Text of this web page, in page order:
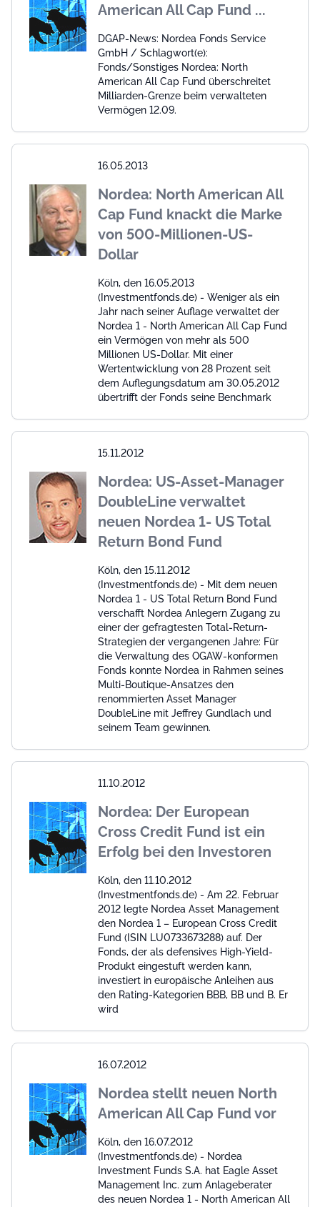
American All Cap Fund ...
DGAP-News: Nordea Fonds Service
GmbH / Schlagwort(e):
Fonds/Sonstiges Nordea: North
American All Cap Fund überschreitet
Milliarden-Grenze beim verwalteten
Vermögen 12.09.
16.05.2013
Nordea: North American All
Cap Fund knackt die Marke
von 500-Millionen-US-
Dollar
Köln, den 16.05.2013
(Investmentfonds.de) - Weniger als ein
Jahr nach seiner Auflage verwaltet der
Nordea 1 - North American All Cap Fund
ein Vermögen von mehr als 500
Millionen US-Dollar. Mit einer
Wertentwicklung von 28 Prozent seit
dem Auflegungsdatum am 30.05.2012
übertrifft der Fonds seine Benchmark
15.11.2012
Nordea: US-Asset-Manager
DoubleLine verwaltet
neuen Nordea 1- US Total
Return Bond Fund
Köln, den 15.11.2012
(Investmentfonds.de) - Mit dem neuen
Nordea 1 - US Total Return Bond Fund
verschafft Nordea Anlegern Zugang zu
einer der gefragtesten Total-Return-
Strategien der vergangenen Jahre: Für
die Verwaltung des OGAW-konformen
Fonds konnte Nordea in Rahmen seines
Multi-Boutique-Ansatzes den
renommierten Asset Manager
DoubleLine mit Jeffrey Gundlach und
seinem Team gewinnen.
11.10.2012
Nordea: Der European
Cross Credit Fund ist ein
Erfolg bei den Investoren
Köln, den 11.10.2012
(Investmentfonds.de) - Am 22. Februar
2012 legte Nordea Asset Management
den Nordea 1 – European Cross Credit
Fund (ISIN LU0733673288) auf. Der
Fonds, der als defensives High-Yield-
Produkt eingestuft werden kann,
investiert in europäische Anleihen aus
den Rating-Kategorien BBB, BB und B. Er
wird
16.07.2012
Nordea stellt neuen North
American All Cap Fund vor
Köln, den 16.07.2012
(Investmentfonds.de) - Nordea
Investment Funds S.A. hat Eagle Asset
Management Inc. zum Anlageberater
des neuen Nordea 1 - North American All